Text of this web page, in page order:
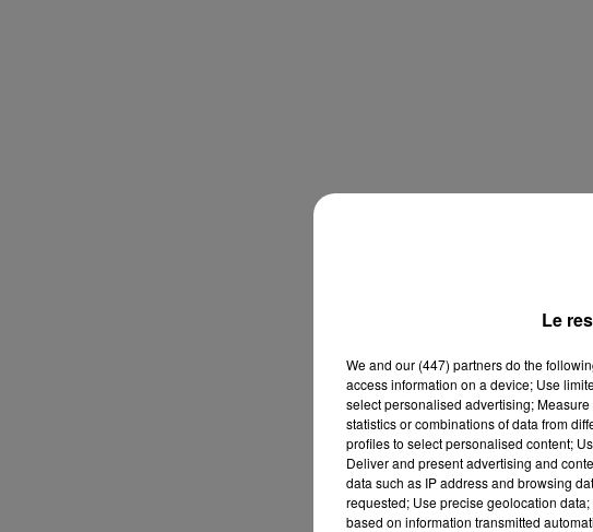
Le
We and our (447) partnersdo the
access information on a device; Use
select personalised advertising;
statistics or combinations of data from
profiles to select personalised content;
Deliver and present advertising and
data such as IP address and browsing
requested; Use precise geolocation
based on information transmitted